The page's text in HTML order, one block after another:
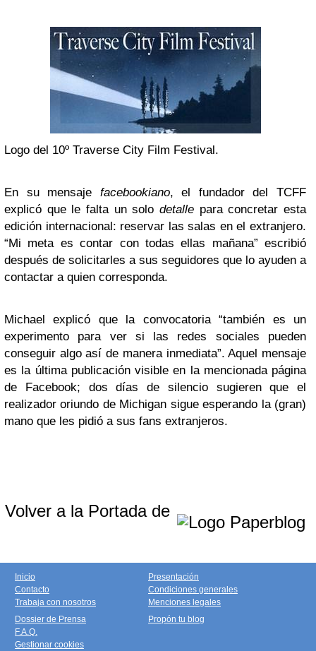
Logo del 10º Traverse City Film Festival.
En su mensaje facebookiano, el fundador del TCFF
explicó que le falta un solo detalle para concretar esta
edición internacional: reservar las salas en el extranjero.
“Mi meta es contar con todas ellas mañana” escribió
después de solicitarles a sus seguidores que lo ayuden a
contactar a quien corresponda.
Michael explicó que la convocatoria “también es un
experimento para ver si las redes sociales pueden
conseguir algo así de manera inmediata”. Aquel mensaje
es la última publicación visible en la mencionada página
de Facebook; dos días de silencio sugieren que el
realizador oriundo de Michigan sigue esperando la (gran)
mano que les pidió a sus fans extranjeros.
Volver a la Portada de
Inicio
Contacto
Trabaja con nosotros
Presentación
Condiciones generales
Menciones legales
Dossier de Prensa
F.A.Q.
Gestionar cookies
Propón tu blog